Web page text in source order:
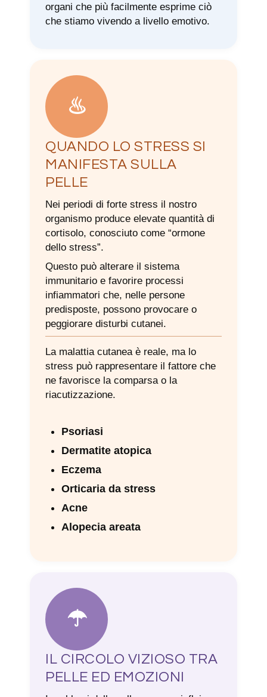
organi che più facilmente esprime ciò
che stiamo vivendo a livello emotivo.
♨
QUANDO LO STRESS SI
MANIFESTA SULLA
PELLE
Nei periodi di forte stress il nostro
organismo produce elevate quantità di
cortisolo, conosciuto come “ormone
dello stress”.
Questo può alterare il sistema
immunitario e favorire processi
infiammatori che, nelle persone
predisposte, possono provocare o
peggiorare disturbi cutanei.
La malattia cutanea è reale, ma lo
stress può rappresentare il fattore che
ne favorisce la comparsa o la
riacutizzazione.
Psoriasi
Dermatite atopica
Eczema
Orticaria da stress
Acne
Alopecia areata
☂
IL CIRCOLO VIZIOSO TRA
PELLE ED EMOZIONI